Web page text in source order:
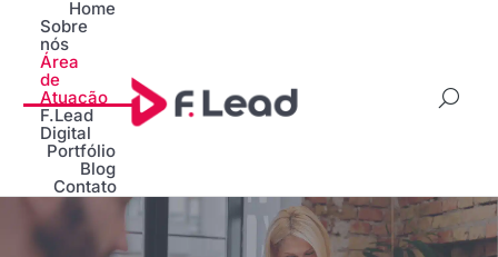
Home
Sobre
nós
Área
de
Atuação
F.Lead
Digital
Portfólio
Blog
Contato